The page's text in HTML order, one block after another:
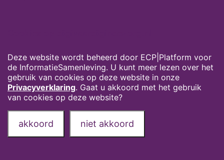
Deze website wordt beheerd door ECP|Platform voor
de InformatieSamenleving. U kunt meer lezen over het
gebruik van cookies op deze website in onze
Privacyverklaring. Gaat u akkoord met het gebruik
van cookies op deze website?
akkoord niet akkoord